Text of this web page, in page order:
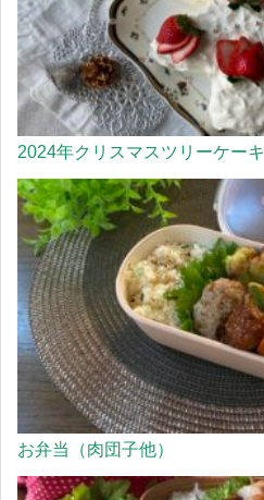
2024年クリスマスツリーケーキ
お弁当（肉団子他）